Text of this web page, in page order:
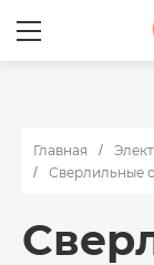
Главная
Сверлильные